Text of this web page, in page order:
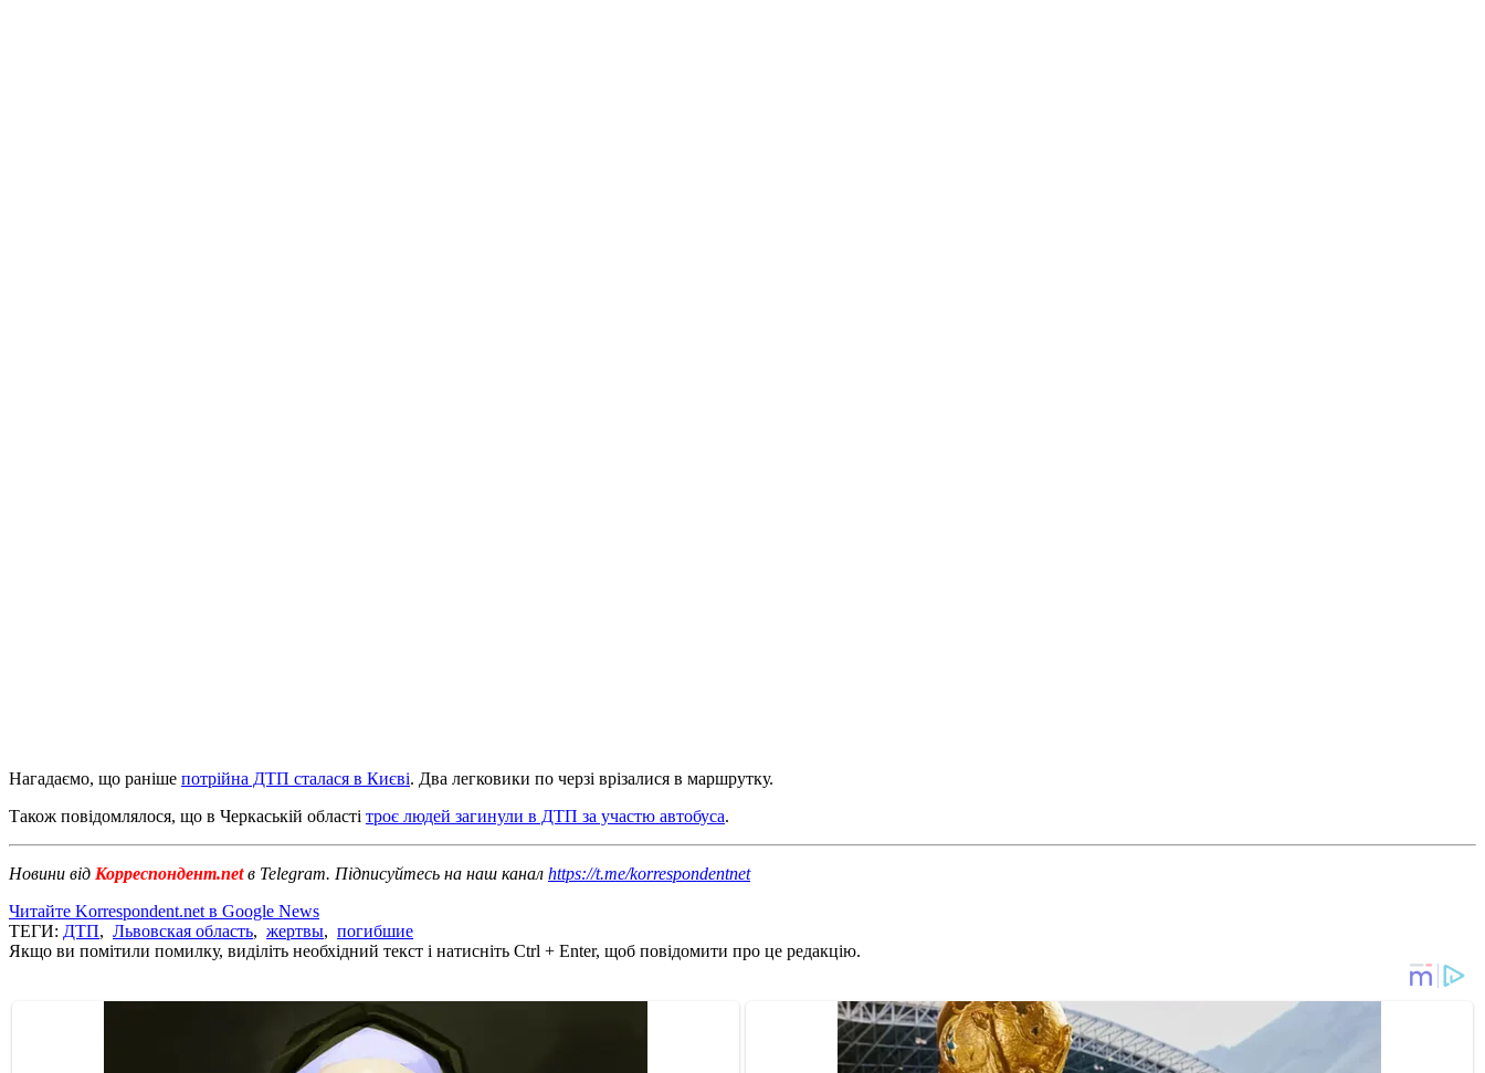
Нагадаємо, що раніше потрійна ДТП сталася в Києві. Два легковики по черзі врізалися в маршрутку.
Також повідомлялося, що в Черкаській області троє людей загинули в ДТП за участю автобуса.
Новини від Корреспондент.netв Telegram. Підписуйтесь на наш канал https://t.me/korrespondentnet
Читайте Korrespondent.net в Google News
ТЕГИ: ДТП, Львовская область, жертвы, погибшие
Якщо ви помітили помилку, виділіть необхідний текст і натисніть Ctrl + Enter, щоб повідомити про це редакцію.